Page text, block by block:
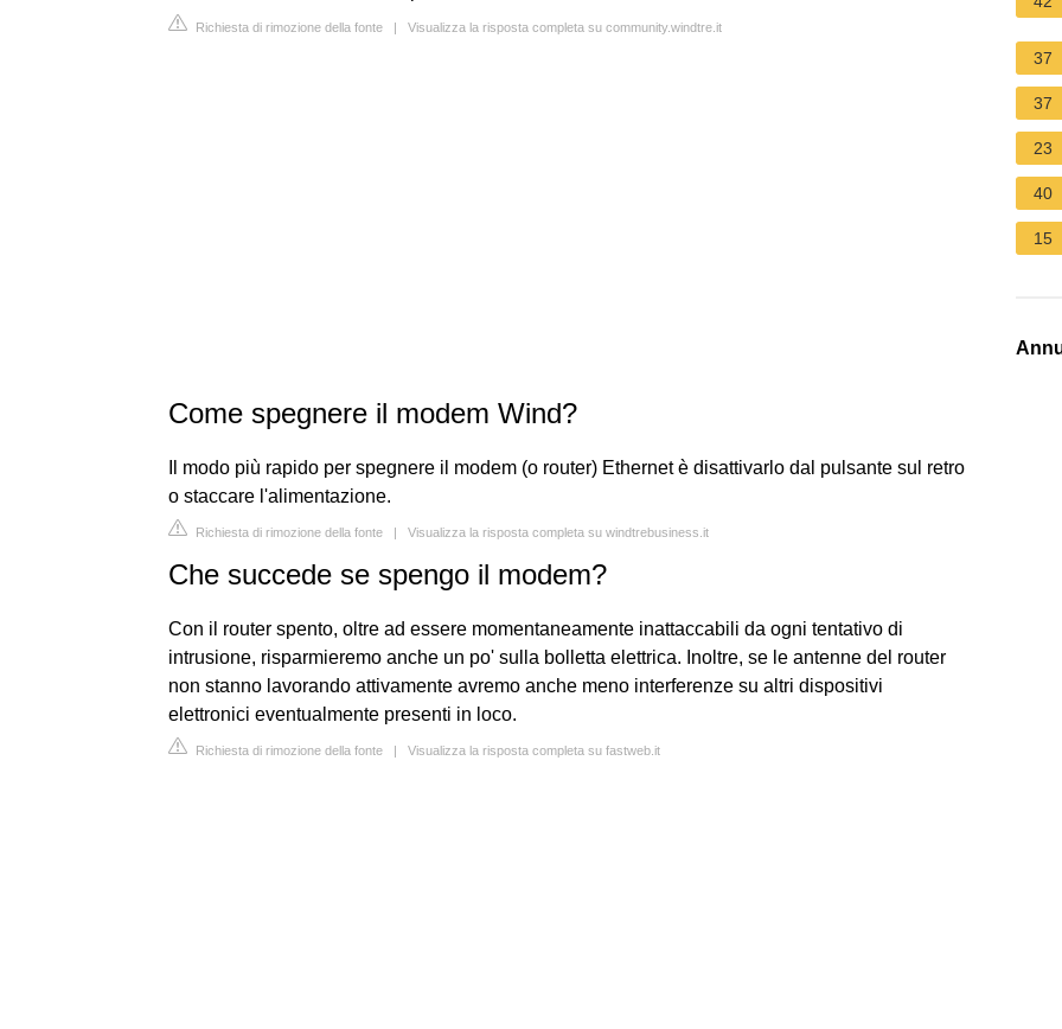
Richiesta di rimozione della fonte | Visualizza la risposta completa su community.windtre.it
Come spegnere il modem Wind?
Il modo più rapido per spegnere il modem (o router) Ethernet è disattivarlo dal pulsante sul retro
o staccare l'alimentazione.
Richiesta di rimozione della fonte | Visualizza la risposta completa su windtrebusiness.it
Che succede se spengo il modem?
Con il router spento, oltre ad essere momentaneamente inattaccabili da ogni tentativo di
intrusione, risparmieremo anche un po' sulla bolletta elettrica. Inoltre, se le antenne del router
non stanno lavorando attivamente avremo anche meno interferenze su altri dispositivi
elettronici eventualmente presenti in loco.
Richiesta di rimozione della fonte | Visualizza la risposta completa su fastweb.it
37
37
23
40
15